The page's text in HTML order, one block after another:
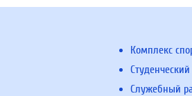
Комплекс
Служебный